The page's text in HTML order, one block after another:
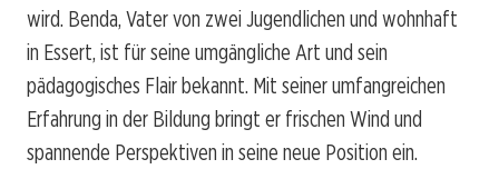
wird. Benda, Vater von zwei Jugendlichen und wohnhaft
in Essert, ist für seine umgängliche Art und sein
pädagogisches Flair bekannt. Mit seiner umfangreichen
Erfahrung in der Bildung bringt er frischen Wind und
spannende Perspektiven in seine neue Position ein.